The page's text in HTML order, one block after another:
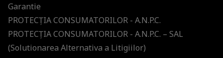
Garantie
PROTECŢIA CONSUMATORILOR - A.N.P.C.
PROTECŢIA CONSUMATORILOR - A.N.P.C. – SAL
(Solutionarea Alternativa a Litigiilor)